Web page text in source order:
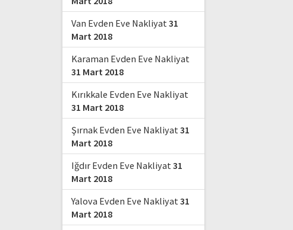
Van Evden Eve Nakliyat31
Mart 2018
Karaman Evden Eve Nakliyat
31 Mart 2018
Kırıkkale Evden Eve Nakliyat
31 Mart 2018
Şırnak Evden Eve Nakliyat31
Mart 2018
Iğdır Evden Eve Nakliyat31
Mart 2018
Yalova Evden Eve Nakliyat31
Mart 2018